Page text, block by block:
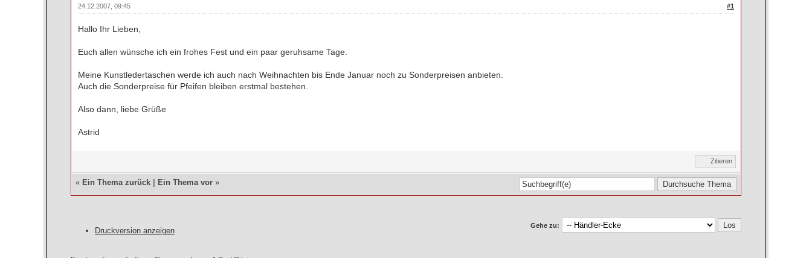
#1
24.12.2007, 09:45
Hallo Ihr Lieben,
Euch allen wünsche ich ein frohes Fest und ein paar geruhsame Tage.
Meine Kunstledertaschen werde ich auch nach Weihnachten bis Ende Januar noch zu Sonderpreisen anbieten.
Auch die Sonderpreise für Pfeifen bleiben erstmal bestehen.
Also dann, liebe Grüße
Astrid
Zitieren
« Ein Thema zurück Ein Thema vor »
Druckversion anzeigen
Gehe zu: